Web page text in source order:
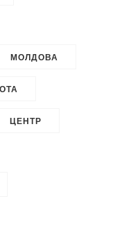
МОЛДОВА
ЦЕНТР